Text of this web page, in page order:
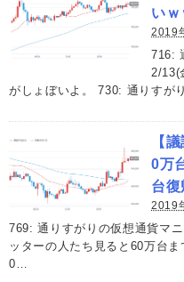
いｗ
2019
716:
2/13(
がしょぼいよ。 730: 通りすが
【
0万
台復
2019
769: 通りすがりの仮想通貨マ
ッターの人たち見ると60万台
0…